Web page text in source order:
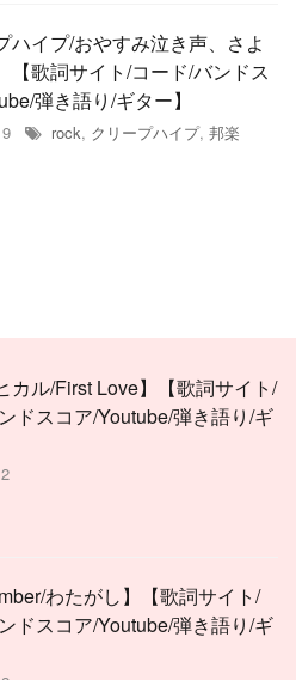
ハイプ/おやすみ泣き声、さよ
【歌詞サイト/コード/バンドス
弾き語り/ギター】
rock, クリープハイプ, 邦楽
カル/First Love】【歌詞サイト/
ドスコア/Youtube/弾き語り/ギ
わたがし】【歌詞サイト/
ドスコア/Youtube/弾き語り/ギ